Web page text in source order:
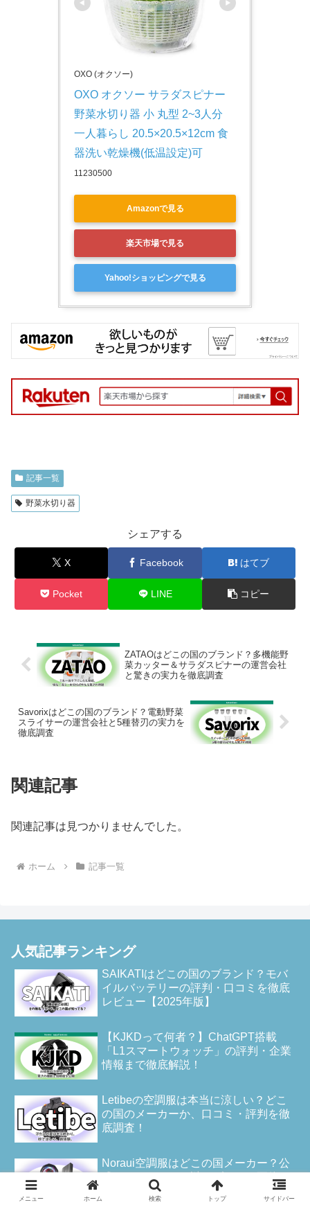
OXO (オクソー)
OXO オクソー サラダスピナー
野菜水切り器 小 丸型 2~3人分
一人暮らし 20.5×20.5×12cm 食
器洗い乾燥機(低温設定)可
11230500
Amazonで見る
楽天市場で見る
Yahoo!ショッピングで見る
記事一覧
野菜水切り器
シェアする
X Facebook はてブ
Pocket LINE コピー
ZATAOはどこの国のブランド？多機能野
菜カッター＆サラダスピナーの運営会社
と驚きの実力を徹底調査
Savorixはどこの国のブランド？電動野菜
スライサーの運営会社と5種替刃の実力を
徹底調査
関連記事
関連記事は見つかりませんでした。
ホーム 記事一覧
人気記事ランキング
SAIKATIはどこの国のブランド？モバ
イルバッテリーの評判・口コミを徹底
レビュー【2025年版】
【KJKDって何者？】ChatGPT搭載
「L1スマートウォッチ」の評判・企業
情報まで徹底解説！
Letibeの空調服は本当に涼しい？どこ
の国のメーカーか、口コミ・評判を徹
底調査！
Noraui空調服はどこの国メーカー？公
式サイトはある？謎のブランド正体と
人気モデルを徹底解説
メニュー ホーム 検索 トップ サイドバー